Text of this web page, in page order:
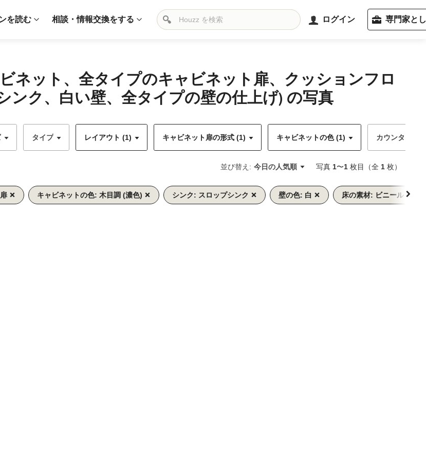
を読む 相談・情報交換をする ログイン 専門家と
ネット、全タイプのキャビネット扉、クッションフロ
ンク、白い壁、全タイプの壁の仕上げ) の写真
タイプ レイアウト (1) キャビネット扉の形式 (1) キャビネットの色 (1) カウンターの色
並び替え: 今日の人気順 写真 1〜1 枚目（全 1 枚）
キャビネットの色: 木目調 (濃色) シンク: スロップシンク 壁の色: 白
床の素材: ビニール